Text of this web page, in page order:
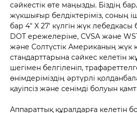
сәйкестік өте маңызды. Біздің
жүкшығыр белдіктеріміз, соның
бар 4" X 27' күлгін жүк лебедкасы
DOT ережелеріне, CVSA және
және Солтүстік Американың жүк
стандарттарына сәйкес келетін
шегімен белгіленіп,
өнімдеріміздің әртүрлі
қауіпсіз және сенімді болуын
Аппараттық құралдарға келетін